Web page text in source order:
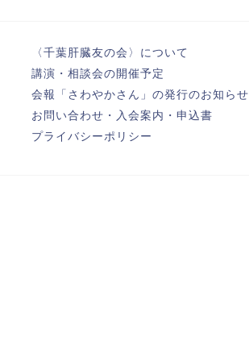
療法のトピックス
〈千葉肝臓友の会〉について
講演・相談会の開催予定
会報「さわやかさん」の発行のお知らせ
お問い合わせ・入会案内・申込書
プライバシーポリシー